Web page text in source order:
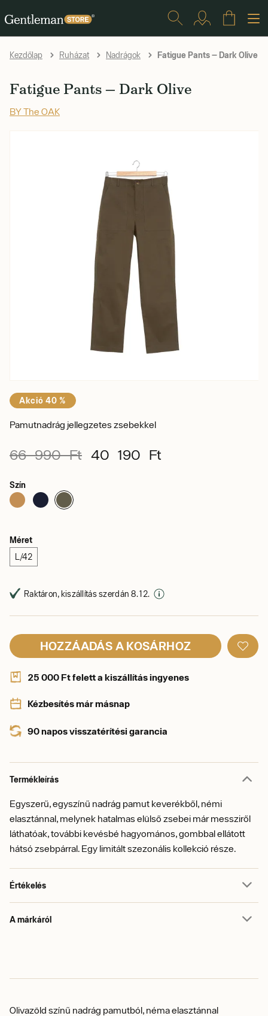
Kezdőlap Ruházat Nadrágok Fatigue Pants — Dark Olive
Fatigue Pants — Dark Olive
BY The OAK
Akció 40 %
Pamutnadrág jellegzetes zsebekkel
66 990 Ft 40 190 Ft
Szín
Méret
L/42
Raktáron, kiszállítás szerdán 8. 12.
HOZZÁADÁS A KOSÁRHOZ
25 000 Ft felett a kiszállítás ingyenes
Kézbesítés már másnap
90 napos visszatérítési garancia
Termékleírás
Egyszerű, egyszínű nadrág pamut keverékből, némi
elasztánnal, melynek hatalmas elülső zsebei már messziről
láthatóak, további kevésbé hagyomános, gombbal ellátott
hátsó zsebpárral. Egy limitált szezonális kollekció része.
Értékelés
A márkáról
Olivazöld színű nadrág pamutból, néma elasztánnal